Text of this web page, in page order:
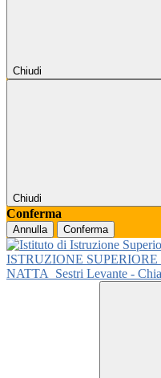
Chiudi
Chiudi
Conferma
Annulla Conferma
ISTRUZIONE SUPERIORE
NATTA
Sestri Levante -